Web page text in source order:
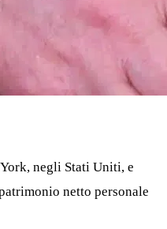
negli Stati Uniti, e
netto personale